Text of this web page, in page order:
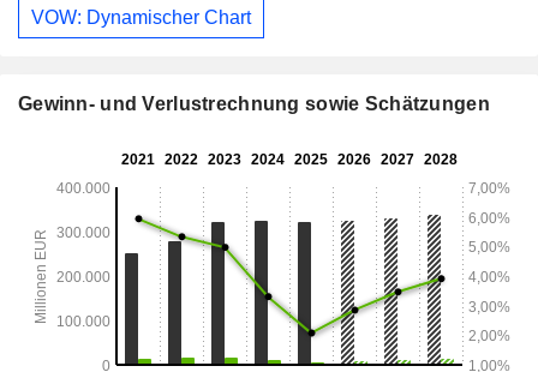
VOW: Dynamischer Chart
Gewinn- und Verlustrechnung sowie Schätzungen